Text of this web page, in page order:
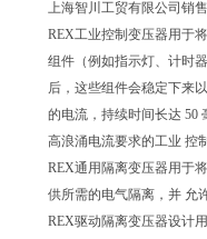
上海智川工贸有限公司销
REX工业控制变压器用于
组件（例如指示灯、计时
后，这些组件会稳定下来
的电流，持续时间长达 50
高浪涌电流要求的工业 控
REX通用隔离变压器用于
供所需的电气隔离，并 允
REX驱动隔离变压器设计